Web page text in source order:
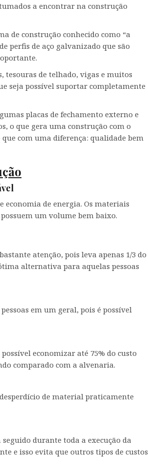
a encontrar na construção
de construção conhecido como “a
perfis de aço galvanizado que são
tesouras de telhado, vigas e muitos
seja possível suportar completamente
placas de fechamento externo e
o que gera uma construção com o
com uma diferença: qualidade bem
de energia. Os materiais
um volume bem baixo.
atenção, pois leva apenas 1/3 do
alternativa para aquelas pessoas
em um geral, pois é possível
economizar até 75% do custo
comparado com a alvenaria.
de material praticamente
durante toda a execução da
e isso evita que outros tipos de custos